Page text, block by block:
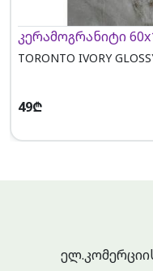
კერამოგრანიტი
TORONTO IVORY
49₾